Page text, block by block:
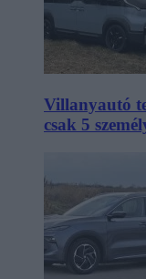
Villanyautó
csak 5